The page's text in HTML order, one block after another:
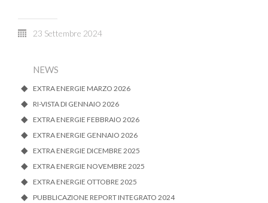
23 Settembre 2024
NEWS
EXTRA ENERGIE MARZO 2026
RI-VISTA DI GENNAIO 2026
EXTRA ENERGIE FEBBRAIO 2026
EXTRA ENERGIE GENNAIO 2026
EXTRA ENERGIE DICEMBRE 2025
EXTRA ENERGIE NOVEMBRE 2025
EXTRA ENERGIE OTTOBRE 2025
PUBBLICAZIONE REPORT INTEGRATO 2024